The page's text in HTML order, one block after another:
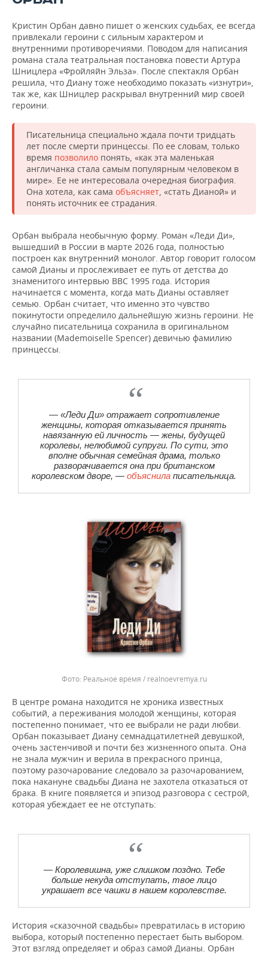
Кристин Орбан давно пишет о женских судьбах, ее всегда
привлекали героини с сильным характером и
внутренними противоречиями. Поводом для написания
романа стала театральная постановка повести Артура
Шницлера «Фройляйн Эльза». После спектакля Орбан
решила, что Диану тоже необходимо показать «изнутри»,
так же, как Шницлер раскрывал внутренний мир своей
героини.
Писательница специально ждала почти тридцать
лет после смерти принцессы. По ее словам, только
время позволило понять, «как эта маленькая
англичанка стала самым популярным человеком в
мире». Ее не интересовала очередная биография.
Она хотела, как сама объясняет , «стать Дианой» и
понять источник ее страдания.
Орбан выбрала необычную форму. Роман «Леди Ди»,
вышедший в России в марте 2026 года, полностью
построен как внутренний монолог. Автор говорит голосом
самой Дианы и прослеживает ее путь от детства до
знаменитого интервью BBC 1995 года. История
начинается с момента, когда мать Дианы оставляет
семью. Орбан считает, что именно это чувство
покинутости определило дальнейшую жизнь героини. Не
случайно писательница сохранила в оригинальном
названии (Mademoiselle Spencer) девичью фамилию
принцессы.
— «Леди Ди» отражает сопротивление
женщины, которая отказывается принять
навязанную ей личность — жены, будущей
королевы, нелюбимой супруги. По сути, это
вполне обычная семейная драма, только
разворачивается она при британском
королевском дворе, — объяснила писательница.
Реальное время / realnoevremya.ru
В центре романа находится не хроника известных
событий, а переживания молодой женщины, которая
постепенно понимает, что ее выбрали не ради любви.
Орбан показывает Диану семнадцатилетней девушкой,
очень застенчивой и почти без жизненного опыта. Она
не знала мужчин и верила в прекрасного принца,
поэтому разочарование следовало за разочарованием,
пока накануне свадьбы Диана не захотела отказаться от
брака. В книге появляется и эпизод разговора с сестрой,
которая убеждает ее не отступать:
— Королевишна, уже слишком поздно. Тебе
больше некуда отступать, твое лицо
украшает все чашки в нашем королевстве.
История «сказочной свадьбы» превратилась в историю
выбора, который постепенно перестает быть выбором.
Этот взгляд определяет и образ самой Дианы. Орбан